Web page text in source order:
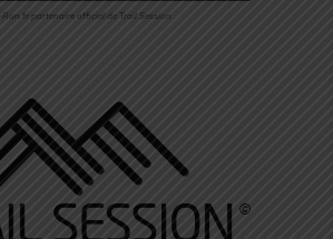
i-Run.fr partenaire officiel de Trail Session